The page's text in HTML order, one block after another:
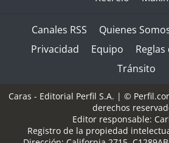
Canales RSS Quienes
Privacidad
Equipo
Tránsito
Caras - Editorial Perfil S.A. | ©
derechos
Editor responsable:
Registro de la propiedad